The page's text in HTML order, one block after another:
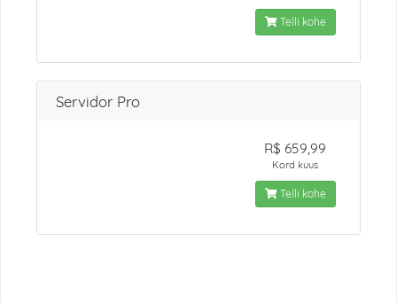
Telli kohe
Servidor Pro
R$ 659,99
Kord kuus
Telli kohe